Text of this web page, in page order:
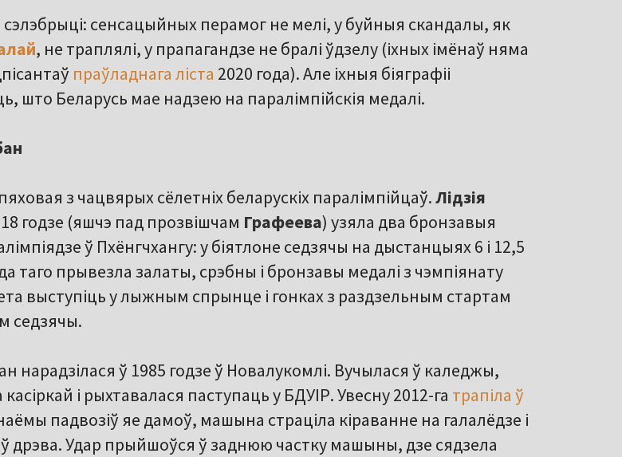
сенсацыйных перамог не мелі, у буйныя скандалы, як
, не траплялі, у прапагандзе не бралі ўдзелу (іхных імёнаў няма
праўладнага ліста 2020 года). Але іхныя біяграфіі
што Беларусь мае надзею на паралімпійскія медалі.
з чацвярых сёлетніх беларускіх паралімпійцаў.Лідзія
годзе (яшчэ пад прозвішчам Графеева) узяла два бронзавыя
ў Пхёнгчхангу: у біятлоне седзячы на дыстанцыях 6 і 12,5
таго прывезла залаты, срэбны і бронзавы медалі з чэмпіянату
выступіць у лыжным спрынце і гонках з раздзельным стартам
седзячы.
нарадзілася ў 1985 годзе ў Новалукомлі. Вучылася ў каледжы,
і рыхтавалася паступаць у БДУІР. Увесну 2012-га трапіла ў
падвозіў яе дамоў, машына страціла кіраванне на галалёдзе і
дрэва. Удар прыйшоўся ў заднюю частку машыны, дзе сядзела